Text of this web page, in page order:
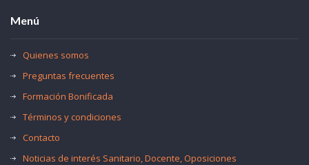
Menú
Quienes somos
Preguntas frecuentes
Formación Bonificada
Términos y condiciones
Contacto
Noticias de interés Sanitario, Docente, Oposiciones